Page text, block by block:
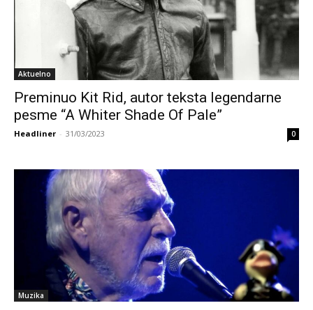
Aktuelno
Preminuo Kit Rid, autor teksta legendarne
pesme “A Whiter Shade Of Pale”
Headliner - 31/03/2023 0
Muzika